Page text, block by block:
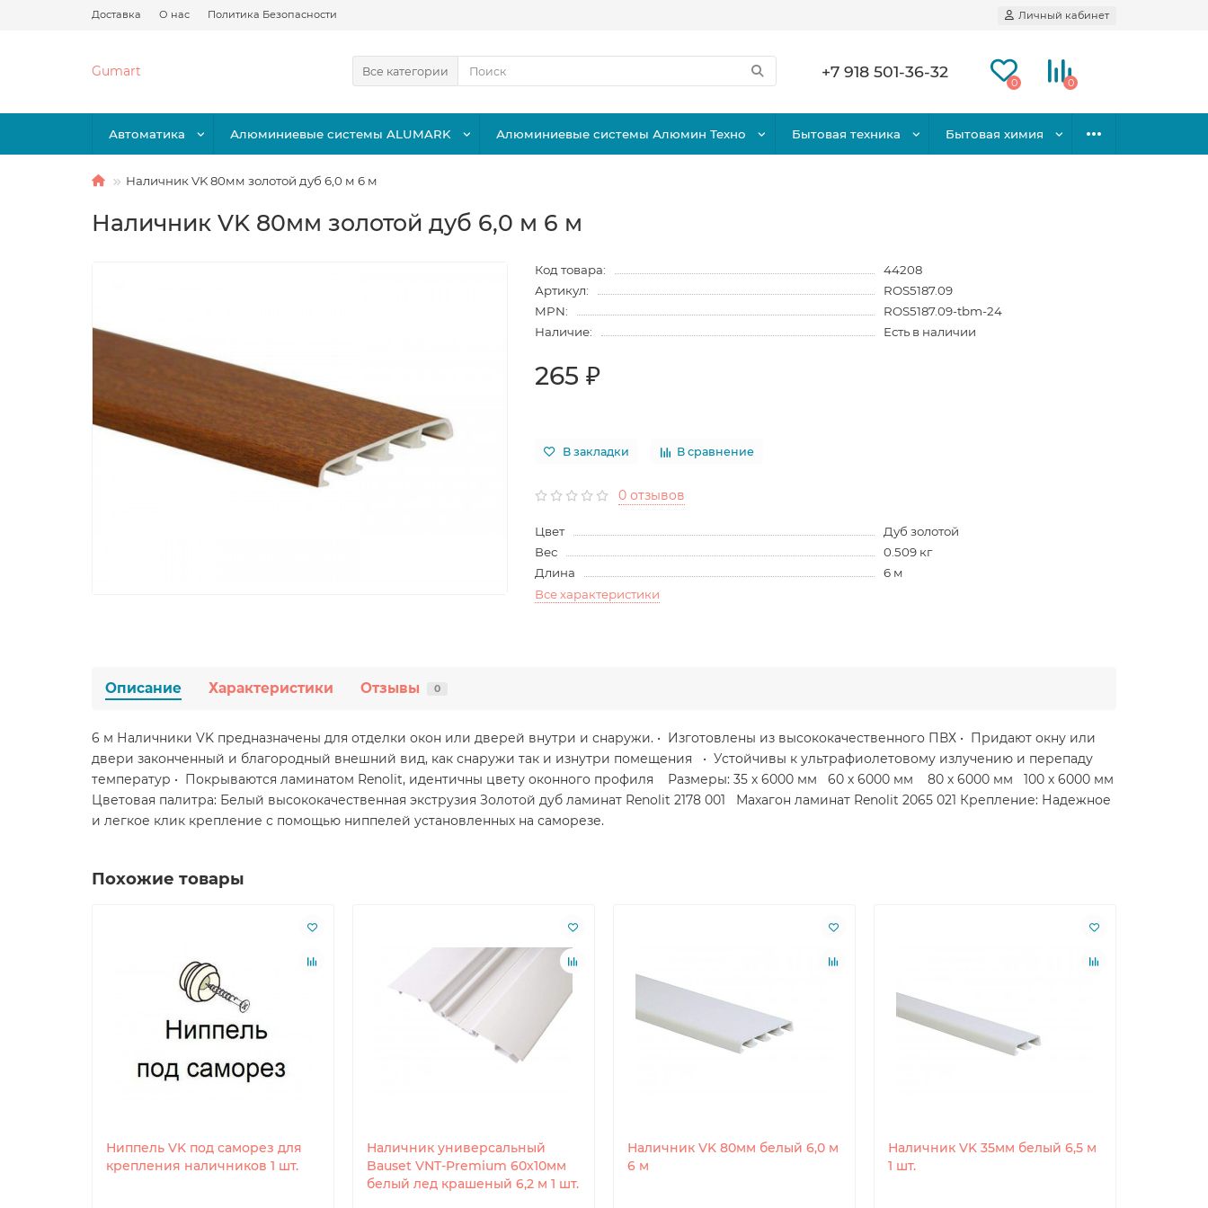
Доставка О нас Политика Безопасности Личный кабинет
Gumart Все категории +7 918 501-36-32
0 0
Автоматика Алюминиевые системы ALUMARK Алюминиевые системы Алюмин Техно Бытовая техника Бытовая химия
Наличник VK 80мм золотой дуб 6,0 м 6 м
Наличник VK 80мм золотой дуб 6,0 м 6 м
Код товара:
44208
Артикул:
ROS5187.09
MPN:
ROS5187.09-tbm-24
Наличие:
Есть в наличии
265 ₽
В закладки В сравнение
0 отзывов
Цвет
Дуб золотой
Вес
0.509 кг
Длина
6 м
Все характеристики
Описание Характеристики Отзывы 0
6 м Наличники VK предназначены для отделки окон или дверей внутри и снаружи. • Изготовлены из высококачественного ПВХ • Придают окну или
двери законченный и благородный внешний вид, как снаружи так и изнутри помещения • Устойчивы к ультрафиолетовому излучению и перепаду
температур • Покрываются ламинатом Renolit, идентичны цвету оконного профиля Размеры: 35 х 6000 мм 60 х 6000 мм 80 х 6000 мм 100 х 6000 мм
Цветовая палитра: Белый высококачественная экструзия Золотой дуб ламинат Renolit 2178 001 Махагон ламинат Renolit 2065 021 Крепление: Надежное
и легкое клик крепление с помощью ниппелей установленных на саморезе.
Похожие товары
Ниппель VK под саморез для
крепления наличников 1 шт.
Наличник универсальный
Bauset VNT-Premium 60х10мм
белый лед крашеный 6,2 м 1 шт.
Наличник VK 80мм белый 6,0 м
6 м
Наличник VK 35мм белый 6,5 м
1 шт.